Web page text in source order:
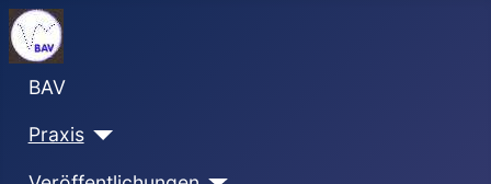
BAV
Praxis